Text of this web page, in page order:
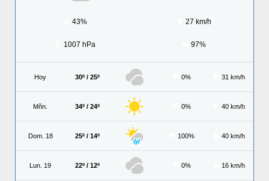
43% 27 km/h
1007 hPa 97%
Hoy 30º / 25º 0% 31 km/h
Mñn. 34º / 24º 0% 40 km/h
Dom. 18 25º / 14º 100% 40 km/h
Lun. 19 22º / 12º 0% 16 km/h